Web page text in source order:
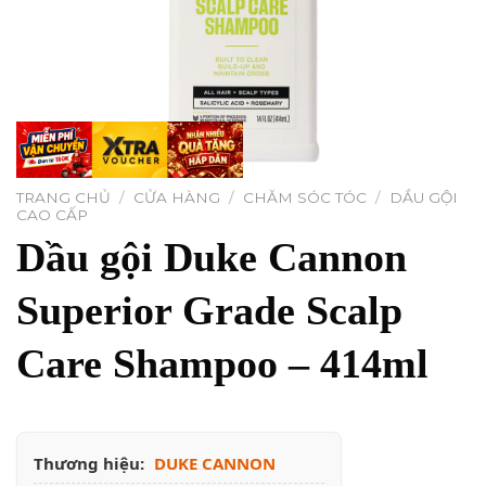
TRANG CHỦ / CỬA HÀNG / CHĂM SÓC TÓC /
DẦU GỘI
CAO CẤP
Dầu gội Duke Cannon
Superior Grade Scalp
Care Shampoo – 414ml
Thương hiệu: DUKE CANNON